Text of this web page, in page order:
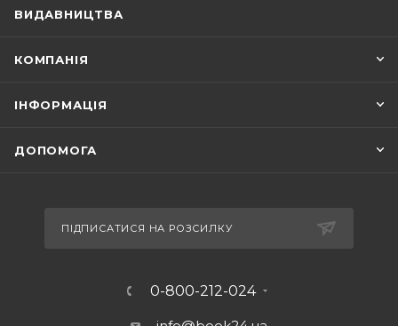
ВИДАВНИЦТВА
КОМПАНІЯ
ІНФОРМАЦІЯ
ДОПОМОГА
ПІДПИСАТИСЯ НА РОЗСИЛКУ
0-800-212-024